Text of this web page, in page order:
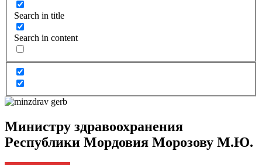
Search in title
Search in content
Министру здравоохранения
Республики Мордовия Морозову М.Ю.